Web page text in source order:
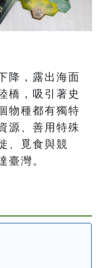
降，露出海面
橋，吸引著史
物種都有獨特
源、善用特殊
、覓食與競
臺灣。